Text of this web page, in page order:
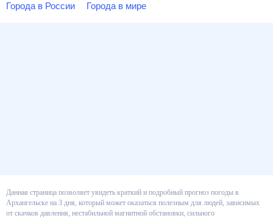
Города в России Города в мире
Данная страница позволяет увидеть краткий и подробный прогноз
погоды в Архангельске на 3 дня, который может оказаться полезным для
людей, зависимых от скачков давления, нестабильной магнитной